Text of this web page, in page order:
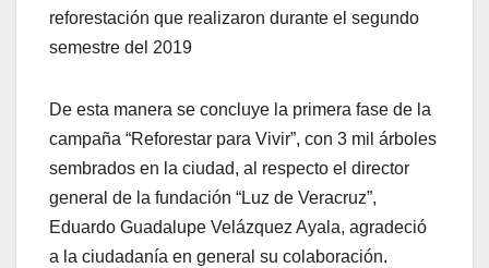
reforestación que realizaron durante el segundo
semestre del 2019
De esta manera se concluye la primera fase de la
campaña “Reforestar para Vivir”, con 3 mil árboles
sembrados en la ciudad, al respecto el director
general de la fundación “Luz de Veracruz”,
Eduardo Guadalupe Velázquez Ayala, agradeció
a la ciudadanía en general su colaboración.